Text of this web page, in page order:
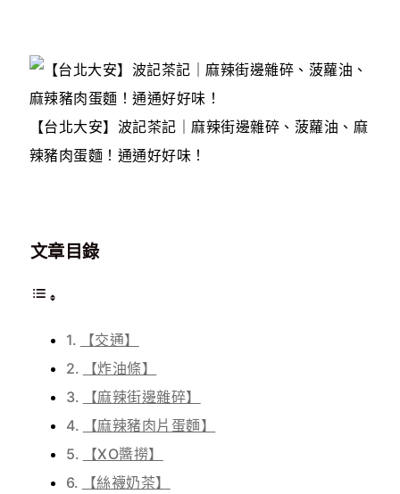
【台北大安】波記茶記｜麻辣街邊雜碎、菠蘿油、麻
辣豬肉蛋麵！通通好好味！
文章目錄
【交通】
【炸油條】
【麻辣街邊雜碎】
【麻辣豬肉片蛋麵】
【XO醬撈】
【絲襪奶茶】